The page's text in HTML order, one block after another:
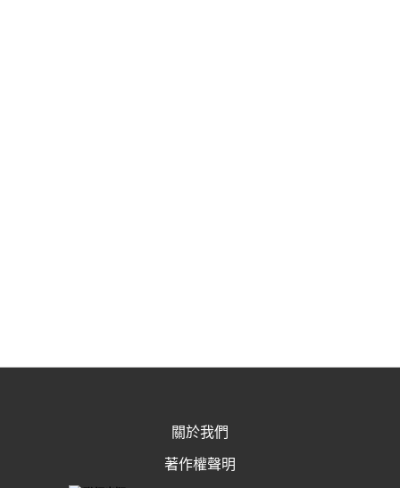
關於我們
著作權聲明